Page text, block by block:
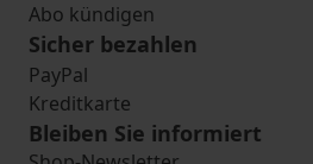
Abo kündigen
Sicher bezahlen
PayPal
Kreditkarte
Bleiben Sie informiert